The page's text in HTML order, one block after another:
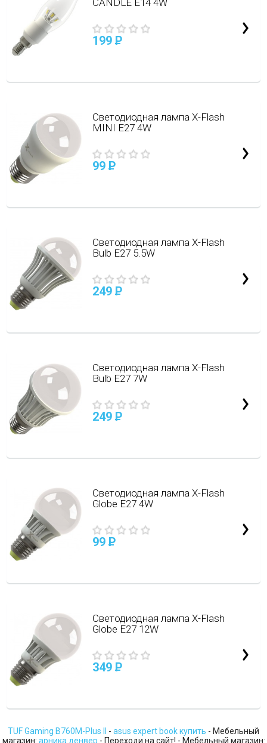
CANDLE E14 4W
199 P
Cветодиодная лампа X-Flash
MINI E27 4W
99 P
Светодиодная лампа X-Flash
Bulb E27 5.5W
249 P
Светодиодная лампа X-Flash
Bulb E27 7W
249 P
Светодиодная лампа X-Flash
Globe E27 4W
99 P
Светодиодная лампа X-Flash
Globe E27 12W
349 P
TUF Gaming B760M-Plus II - asus expert book купить - Мебельный
магазин: арника денвер - Переходи на сайт! - Мебельный магазин: